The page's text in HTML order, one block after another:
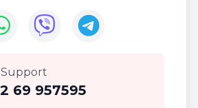
69 957595